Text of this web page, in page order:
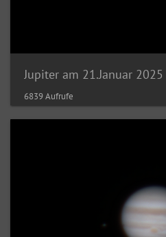
Jupiter am 21.Januar
6839 Aufrufe